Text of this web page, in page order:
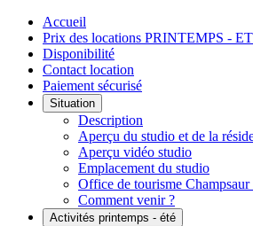
Accueil
Prix des locations PRINTEMPS -
Disponibilité
Contact location
Paiement sécurisé
Situation
Description
Aperçu du studio et de la
Aperçu vidéo studio
Emplacement du studio
Office de tourisme Champsaur
Comment venir ?
Activités printemps - été